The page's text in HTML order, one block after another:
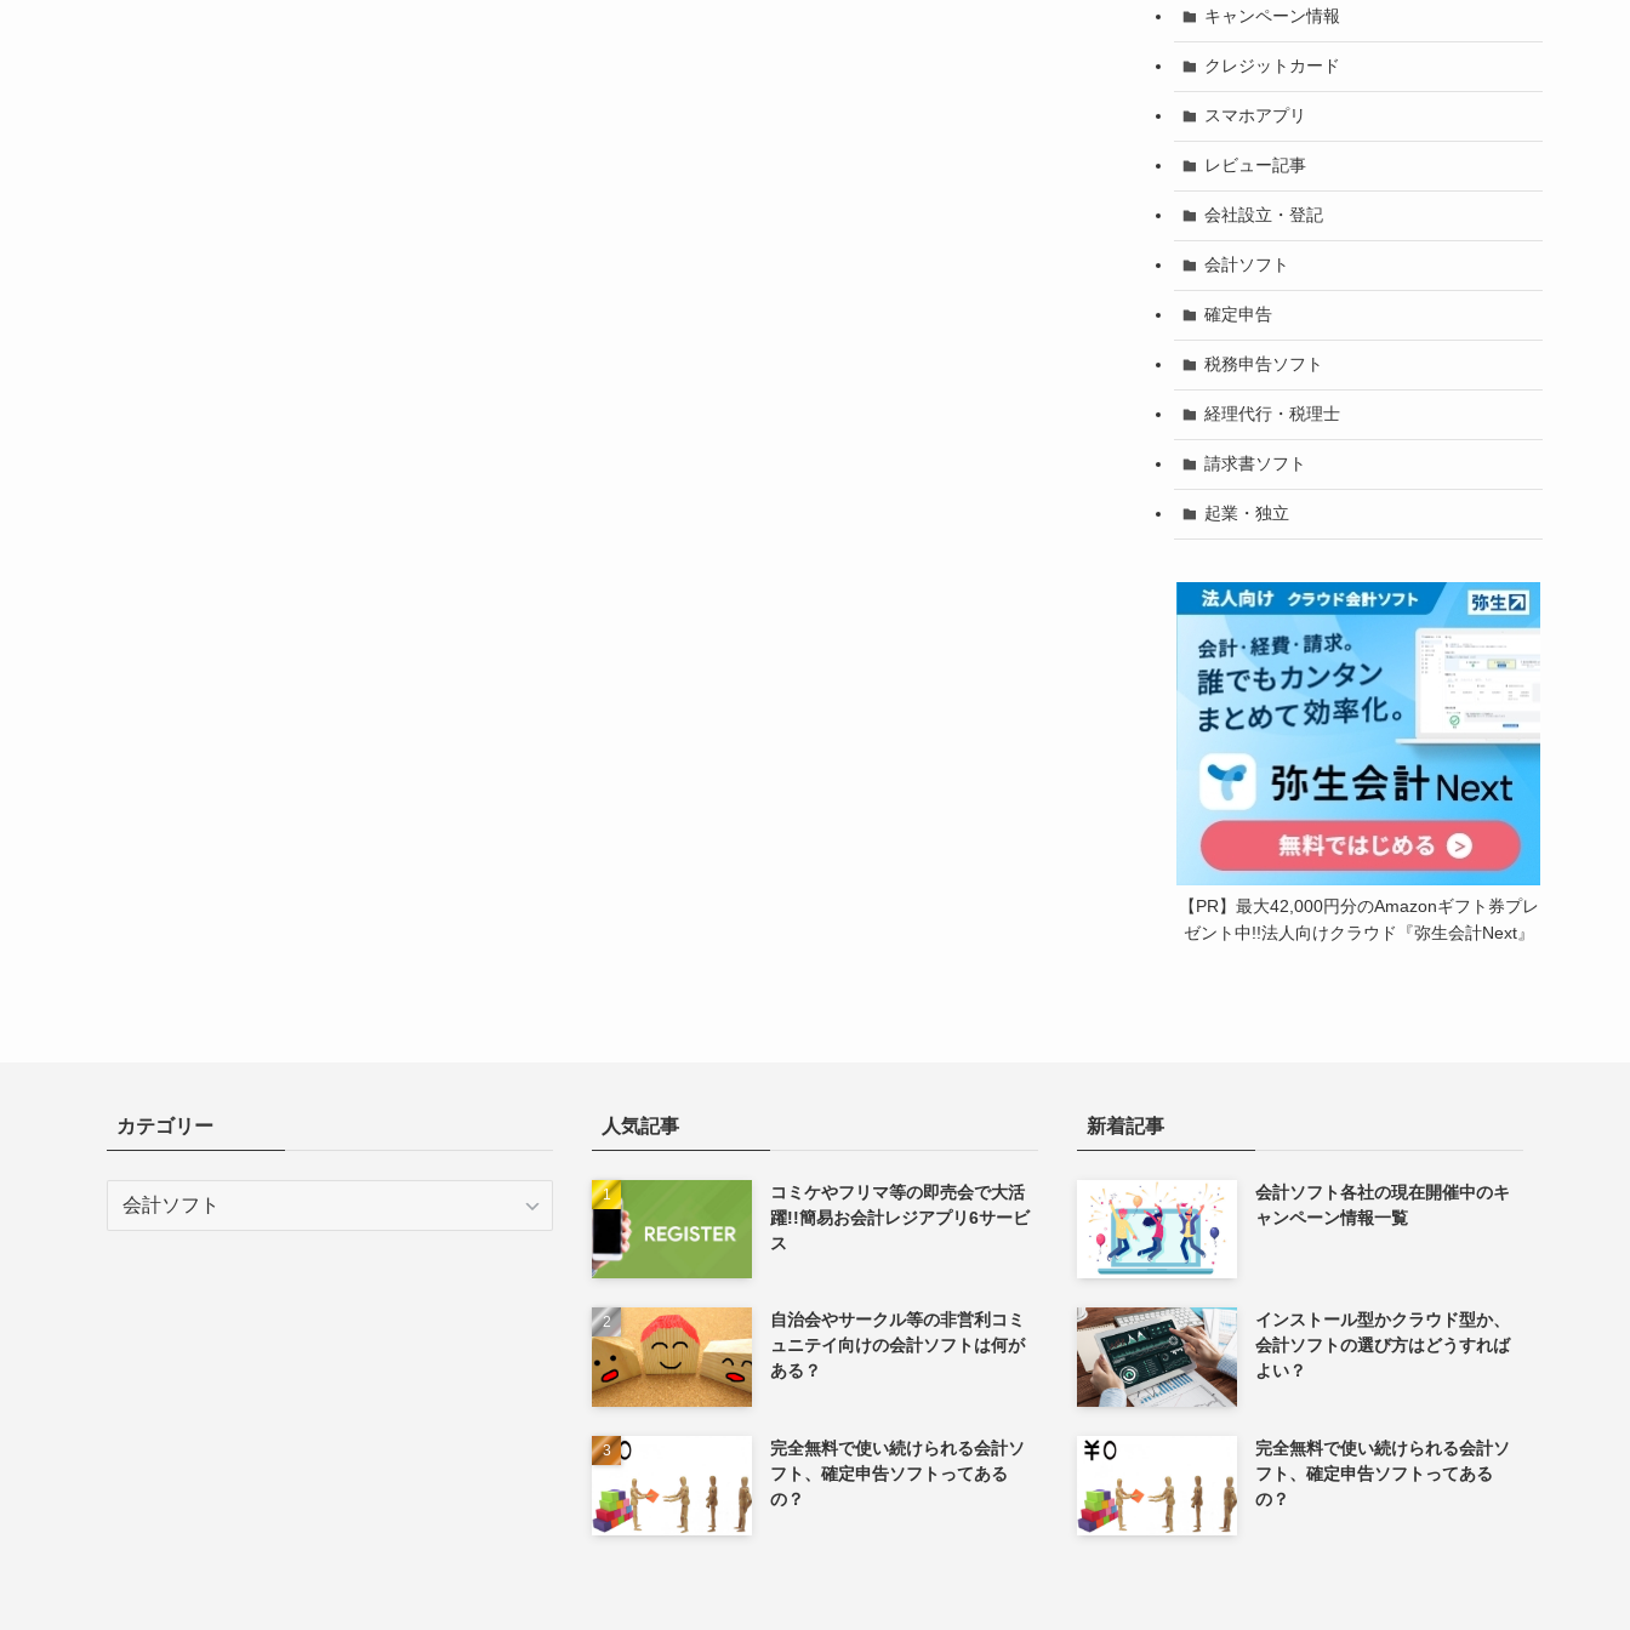
キャンペーン情報
クレジットカード
スマホアプリ
レビュー記事
会社設立・登記
会計ソフト
確定申告
税務申告ソフト
経理代行・税理士
請求書ソフト
起業・独立
【PR】最大42,000円分のAmazonギフト券プレ
ゼント中!!法人向けクラウド『弥生会計Next』
カテゴリー 人気記事
コミケやフリマ等の即売会で大活
躍!!簡易お会計レジアプリ6サービ
ス
自治会やサークル等の非営利コミ
ュニテイ向けの会計ソフトは何が
ある？
完全無料で使い続けられる会計ソ
フト、確定申告ソフトってある
の？
新着記事
会計ソフト各社の現在開催中のキ
ャンペーン情報一覧
インストール型かクラウド型か、
会計ソフトの選び方はどうすれば
よい？
完全無料で使い続けられる会計ソ
フト、確定申告ソフトってある
の？